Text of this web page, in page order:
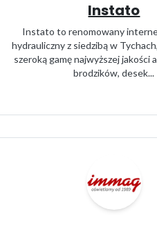
Instato
Instato to renomowany
hydrauliczny z siedzibą w
szeroką gamę najwyższej jakości
brodzików, desek...